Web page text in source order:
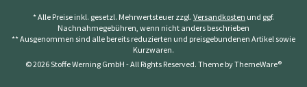
* Alle Preise inkl. gesetzl. Mehrwertsteuer zzgl. Versandkosten und ggf.
Nachnahmegebühren, wenn nicht anders beschrieben
** Ausgenommen sind alle bereits reduzierten und preisgebundenen Artikel sowie
Kurzwaren.
© 2026 Stoffe Werning GmbH - All Rights Reserved. Theme byThemeWare®